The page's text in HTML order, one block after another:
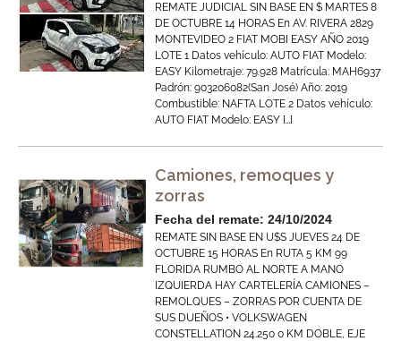
REMATE JUDICIAL SIN BASE EN $ MARTES 8
DE OCTUBRE 14 HORAS En AV. RIVERA 2829
MONTEVIDEO 2 FIAT MOBI EASY AÑO 2019
LOTE 1 Datos vehículo: AUTO FIAT Modelo:
EASY Kilometraje: 79.928 Matrícula: MAH6937
Padrón: 903206082(San José) Año: 2019
Combustible: NAFTA LOTE 2 Datos vehículo:
AUTO FIAT Modelo: EASY […]
Camiones, remoques y
zorras
Fecha del remate: 24/10/2024
REMATE SIN BASE EN U$S JUEVES 24 DE
OCTUBRE 15 HORAS En RUTA 5 KM 99
FLORIDA RUMBO AL NORTE A MANO
IZQUIERDA HAY CARTELERÍA CAMIONES –
REMOLQUES – ZORRAS POR CUENTA DE
SUS DUEÑOS • VOLKSWAGEN
CONSTELLATION 24.250 0 KM DOBLE, EJE